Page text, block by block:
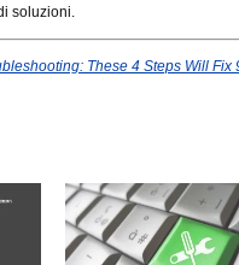
soluzioni.
These 4 Steps Will Fix